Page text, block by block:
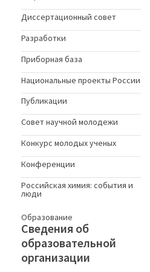
Диссертационный совет
Разработки
Приборная база
Национальные проекты России
Публикации
Совет научной молодежи
Конкурс молодых ученыx
Конференции
Российская химия: события и
люди
Образование
Сведения об
образовательной
организации